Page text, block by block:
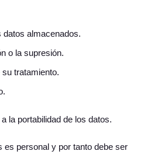
datos almacenados.
o la supresión.
tratamiento.
la portabilidad de los datos.
es personal y por tanto debe ser